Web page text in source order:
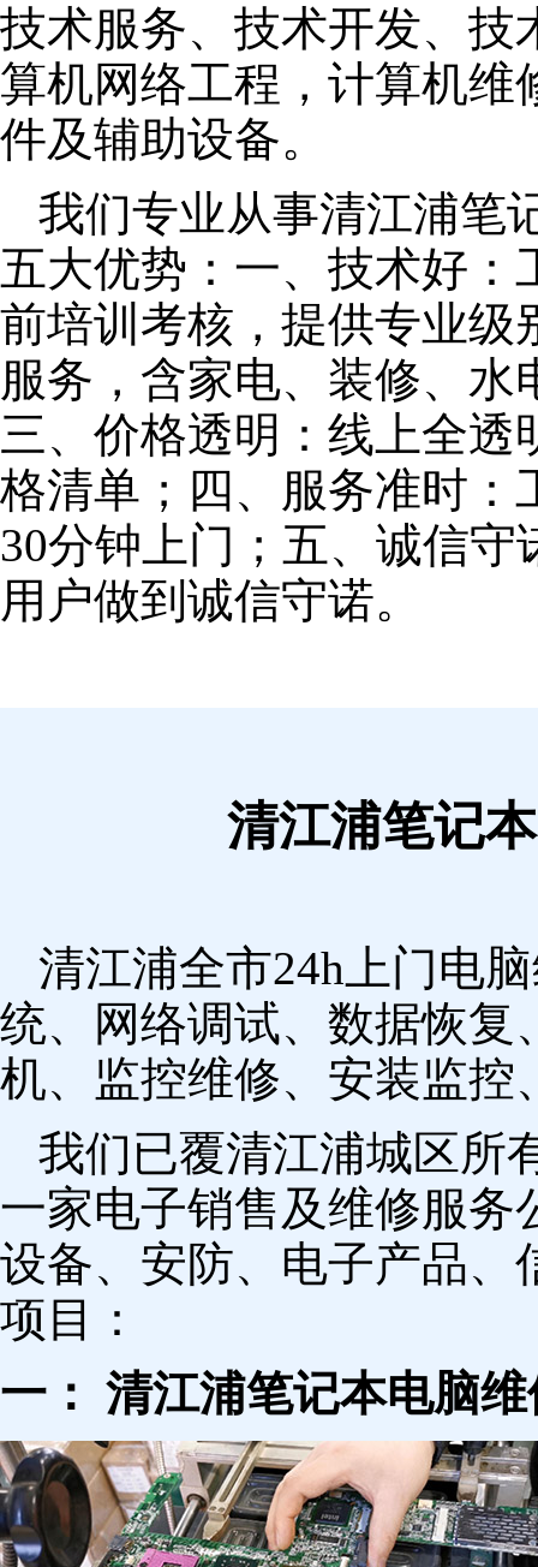
技术服务、技术开发、技
算机网络工程，计算机维
件及辅助设备。
我们专业从事清江浦笔
五大优势：一、技术好
前培训考核，提供专业级
服务，含家电、装修、
三、价格透明：线上全
格清单；四、服务准时：
30分钟上门；五、诚信
用户做到诚信守诺。
清江浦笔记
清江浦全市24h上门电
统、网络调试、数据恢复
机、监控维修、安装监控
我们已覆清江浦城区所
一家电子销售及维修服务
设备、安防、电子产品、
项目：
一： 清江浦笔记本电脑维